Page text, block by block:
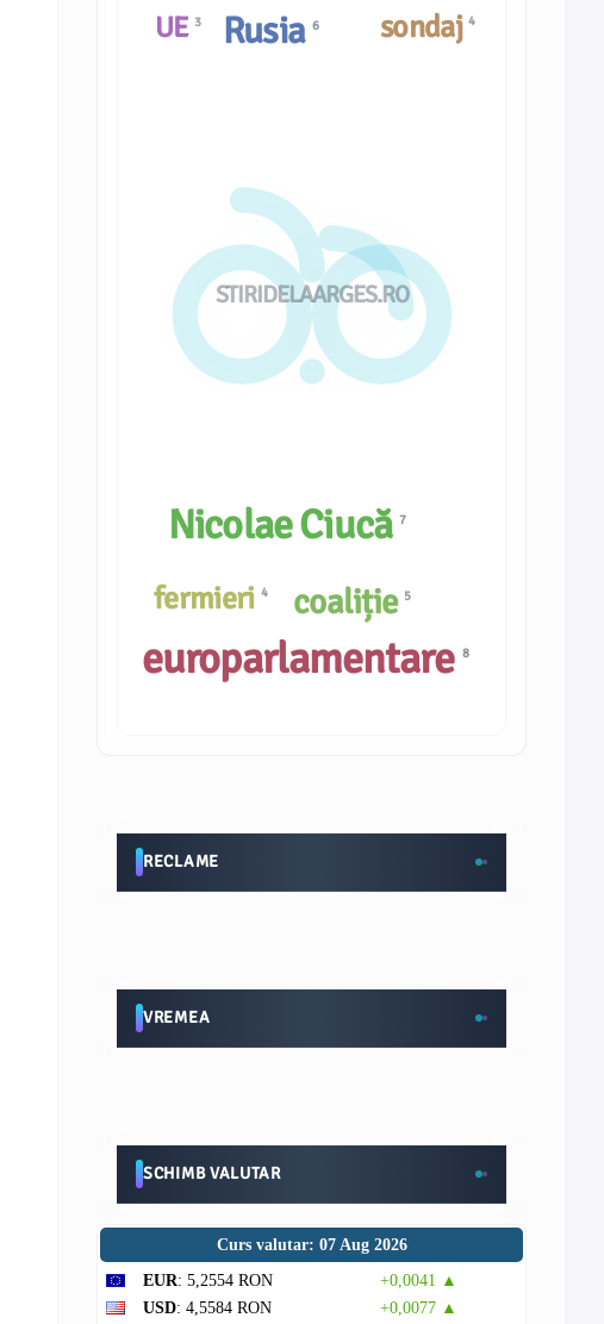
STIRIDELAARGES.RO
coaliție 5
Nicolae Ciucă7
Rusia6
UE 3 sondaj4
fermieri4
europarlamentare 8
RECLAME
VREMEA
SCHIMB VALUTAR
Curs valutar: 07 Aug 2026
EUR: 5,2554 RON
+0,0041 ▲
USD: 4,5584 RON
+0,0077 ▲